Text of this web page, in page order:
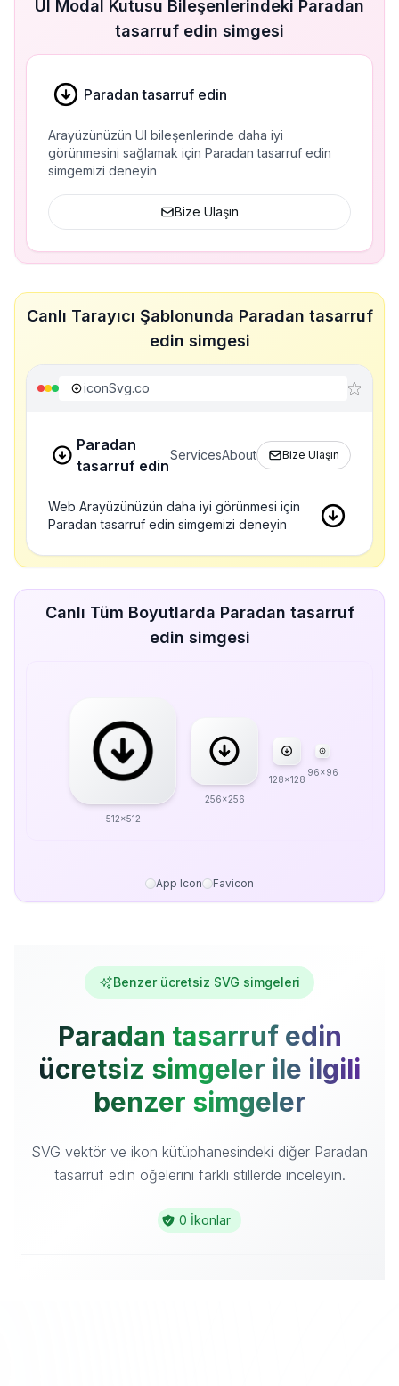
UI Modal Kutusu Bileşenlerindeki Paradan
tasarruf edin simgesi
Paradan tasarruf edin
Arayüzünüzün UI bileşenlerinde daha iyi
görünmesini sağlamak için Paradan tasarruf edin
simgemizi deneyin
Bize Ulaşın
Canlı Tarayıcı Şablonunda Paradan tasarruf
edin simgesi
iconSvg.co
Paradan
tasarruf edin
ServicesAbout Bize Ulaşın
Web Arayüzünüzün daha iyi görünmesi için
Paradan tasarruf edin simgemizi deneyin
Canlı Tüm Boyutlarda Paradan tasarruf
edin simgesi
512x512
256x256
128x128
96x96
App Icon Favicon
Benzer ücretsiz SVG simgeleri
Paradan tasarruf edin
ücretsiz simgeler ile ilgili
benzer simgeler
SVG vektör ve ikon kütüphanesindeki diğer Paradan
tasarruf edin öğelerini farklı stillerde inceleyin.
0 İkonlar